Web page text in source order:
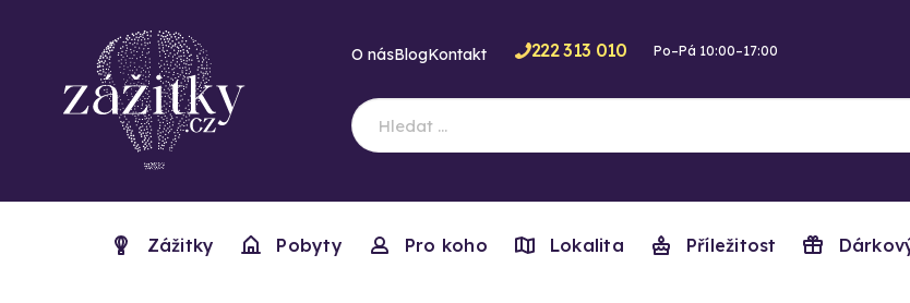
O násBlogKontakt 222 313 010 Po–Pá 10:00–17:00
Zážitky Pobyty Pro koho Lokalita Příležitost